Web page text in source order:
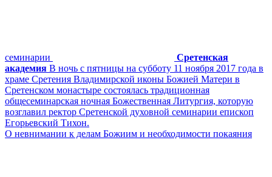
семинарии
Сретенская
академия В ночь с пятницы на субботу 11 ноября 2017 года в
храме Сретения Владимирской иконы Божией Матери в
Сретенском монастыре состоялась традиционная
общесеминарская ночная Божественная Литургия, которую
возглавил ректор Сретенской духовной семинарии епископ
Егорьевский Тихон.
О невнимании к делам Божиим и необходимости покаяния